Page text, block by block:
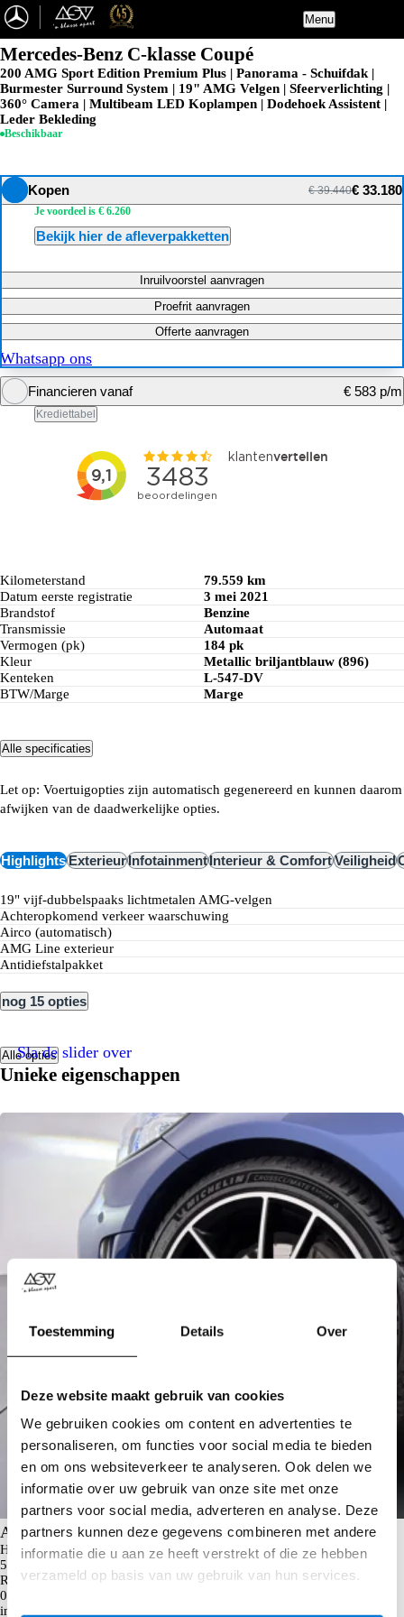
Toestemming Details Over
Deze website maakt gebruik van cookies
We gebruiken cookies om content en advertenties te
personaliseren, om functies voor social media te bieden
en om ons websiteverkeer te analyseren. Ook delen we
informatie over uw gebruik van onze site met onze
partners voor social media, adverteren en analyse. Deze
partners kunnen deze gegevens combineren met andere
informatie die u aan ze heeft verstrekt of die ze hebben
verzameld op basis van uw gebruik van hun services.
Menu
Mercedes-Benz C-klasse Coupé
200 AMG Sport Edition Premium Plus | Panorama - Schuifdak |
Burmester Surround System | 19" AMG Velgen | Sfeerverlichting |
360° Camera | Multibeam LED Koplampen | Dodehoek Assistent |
Leder Bekleding
Beschikbaar
Kopen € 39.440€ 33.180
Je voordeel is € 6.260
Bekijk hier de afleverpakketten
Inruilvoorstel aanvragen
Proefrit aanvragen
Offerte aanvragen
Whatsapp ons
Financieren vanaf € 583 p/m
Krediettabel
Financiering berekenen
Kilometerstand
79.559 km
Datum eerste registratie
3 mei 2021
Brandstof
Benzine
Transmissie
Automaat
Vermogen (pk)
184 pk
Kleur
Metallic briljantblauw (896)
Kenteken
L-547-DV
BTW/Marge
Marge
Alle specificaties
Let op: Voertuigopties zijn automatisch gegenereerd en kunnen daarom
afwijken van de daadwerkelijke opties.
HighlightsExterieurInfotainmentInterieur & ComfortVeiligheid
19" vijf-dubbelspaaks lichtmetalen AMG-velgen
achteropkomend verkeer waarschuwing
airco (automatisch)
AMG Line exterieur
Antidiefstalpakket
nog 15 opties
Alle opties
Unieke eigenschappen
Sla de slider over
ASV Mercedes-Benz
Heuvelplein 3
5463 XG Veghel
Route plannen
0413 - 31 77 77
info@asv.nl